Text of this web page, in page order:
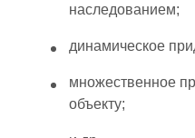
наследованием;
динамическое
множественное
объекту;